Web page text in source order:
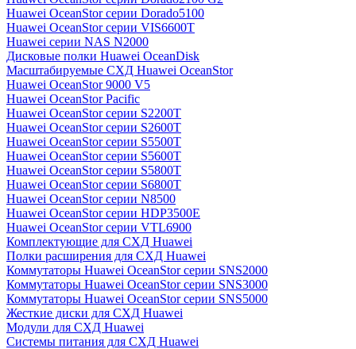
Huawei OceanStor серии Dorado5100
Huawei OceanStor серии VIS6600T
Huawei серии NAS N2000
Дисковые полки Huawei OceanDisk
Масштабируемые СХД Huawei OceanStor
Huawei OceanStor 9000 V5
Huawei OceanStor Pacific
Huawei OceanStor серии S2200T
Huawei OceanStor серии S2600T
Huawei OceanStor серии S5500T
Huawei OceanStor серии S5600T
Huawei OceanStor серии S5800T
Huawei OceanStor серии S6800T
Huawei OceanStor серии N8500
Huawei OceanStor серии HDP3500E
Huawei OceanStor серии VTL6900
Комплектующие для СХД Huawei
Полки расширения для СХД Huawei
Коммутаторы Huawei OceanStor серии SNS2000
Коммутаторы Huawei OceanStor серии SNS3000
Коммутаторы Huawei OceanStor серии SNS5000
Жесткие диски для СХД Huawei
Модули для СХД Huawei
Системы питания для СХД Huawei